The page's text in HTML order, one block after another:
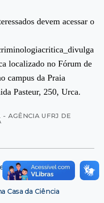
devem acessar o
localizado no Fórum de
campus da Praia
Pasteur, 250, Urca.
AGÊNCIA UFRJ DE
do capitalismo e
Casa da Ciência